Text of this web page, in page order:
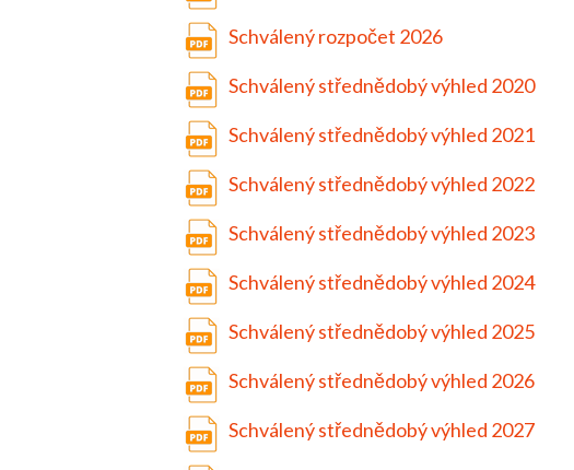
Schválený rozpočet 2026
Schválený střednědobý výhled 2020
Schválený střednědobý výhled 2021
Schválený střednědobý výhled 2022
Schválený střednědobý výhled 2023
Schválený střednědobý výhled 2024
Schválený střednědobý výhled 2025
Schválený střednědobý výhled 2026
Schválený střednědobý výhled 2027